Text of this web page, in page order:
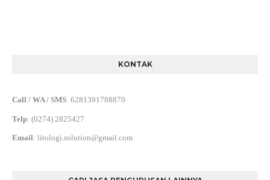
KONTAK
Call / WA / SMS: 6281391788870
Telp: (0274) 2825427
Email: litologi.solution@gmail.com